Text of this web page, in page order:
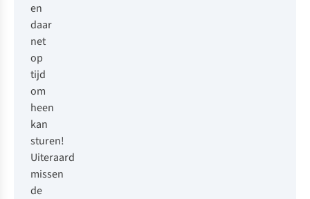
en
daar
net
op
tijd
om
heen
kan
sturen!
Uiteraard
missen
de